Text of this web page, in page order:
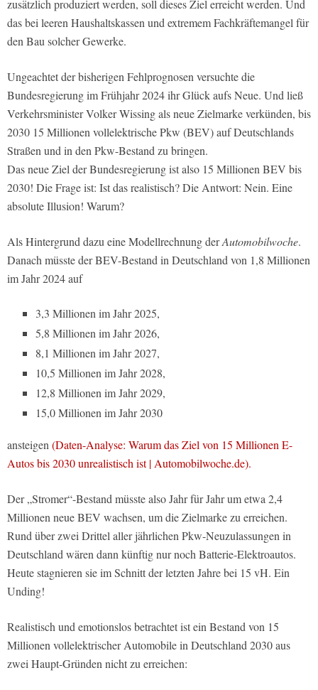
zusätzlich produziert werden, soll dieses Ziel erreicht werden. Und
das bei leeren Haushaltskassen und extremem Fachkräftemangel für
den Bau solcher Gewerke.
Ungeachtet der bisherigen Fehlprognosen versuchte die
Bundesregierung im Frühjahr 2024 ihr Glück aufs Neue. Und ließ
Verkehrsminister Volker Wissing als neue Zielmarke verkünden, bis
2030 15 Millionen vollelektrische Pkw (BEV) auf Deutschlands
Straßen und in den Pkw-Bestand zu bringen.
Das neue Ziel der Bundesregierung ist also 15 Millionen BEV bis
2030! Die Frage ist: Ist das realistisch? Die Antwort: Nein. Eine
absolute Illusion! Warum?
Als Hintergrund dazu eine Modellrechnung derAutomobilwoche.
Danach müsste der BEV-Bestand in Deutschland von 1,8 Millionen
im Jahr 2024 auf
3,3 Millionen im Jahr 2025,
5,8 Millionen im Jahr 2026,
8,1 Millionen im Jahr 2027,
10,5 Millionen im Jahr 2028,
12,8 Millionen im Jahr 2029,
15,0 Millionen im Jahr 2030
ansteigen(Daten-Analyse: Warum das Ziel von 15 Millionen E-
Autos bis 2030 unrealistisch ist | Automobilwoche.de).
Der „Stromer“-Bestand müsste also Jahr für Jahr um etwa 2,4
Millionen neue BEV wachsen, um die Zielmarke zu erreichen.
Rund über zwei Drittel aller jährlichen Pkw-Neuzulassungen in
Deutschland wären dann künftig nur noch Batterie-Elektroautos.
Heute stagnieren sie im Schnitt der letzten Jahre bei 15 vH. Ein
Unding!
Realistisch und emotionslos betrachtet ist ein Bestand von 15
Millionen vollelektrischer Automobile in Deutschland 2030 aus
zwei Haupt-Gründen nicht zu erreichen: